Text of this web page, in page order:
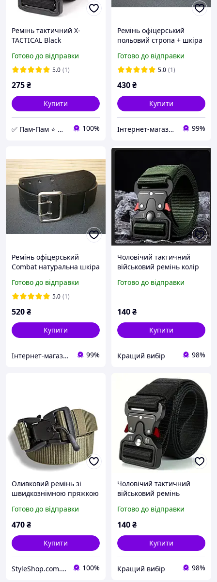
Ремінь тактичний X-
TACTICAL Black
Готово до відправки
5.0 (1)
275₴
Купити
✅ Пам-Пам ⭐ Магазин Подарунків 100%
Ремінь офіцерський
польовий стропа + шкіра
Готово до відправки
5.0 (1)
430₴
Купити
Інтернет-магазин "В І К Т О Р І Я" 99%
Ремінь офіцерський
Combat натуральна шкіра
Готово до відправки
5.0 (1)
520₴
Купити
Інтернет-магазин "В І К Т О Р І Я" 99%
Чоловічий тактичний
військовий ремінь колір
штанів міцний і надійний
Готово до відправки
140₴
Купити
Кращий вибір 98%
Оливковий ремінь зі
швидкознімною пряжкою
Готово до відправки
470₴
Купити
StyleShop.com.ua 100%
Чоловічий тактичний
військовий ремінь
ремені для штанів
міцний і надійний пояс
Готово до відправки
140₴
Купити
Кращий вибір 98%